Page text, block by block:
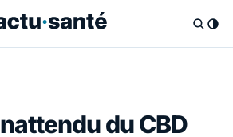
du CBD